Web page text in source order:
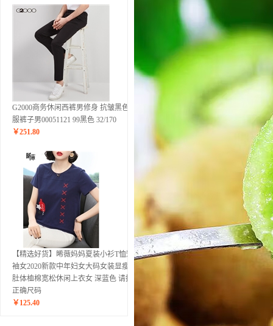
G2000商务休闲西裤男修身 抗皱黑色西
服裤子男00051121 99黑色 32/170
￥251.80
【精选好货】晞薇妈妈夏装小衫T恤短
袖女2020新款中年妇女大码女装显瘦遮
肚体桖棉宽松休闲上衣女 深蓝色 请拍
正确尺码
￥ 125.40